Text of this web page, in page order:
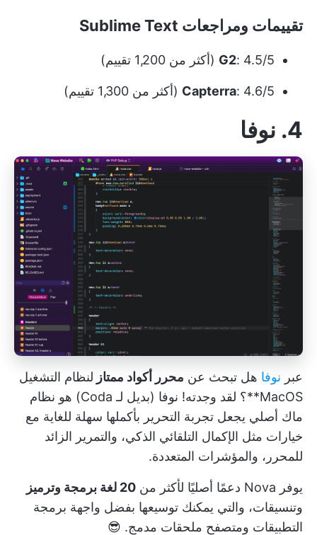
تقييمات ومراجعات Sublime Text
G2: 4.5/5 (أكثر من 1,200 تقييم)
Capterra: 4.6/5 (أكثر من 1,300 تقييم)
4. نوفا
عبر نوفا هل تبحث عن محرر أكواد ممتاز لنظام التشغيل
MacOS**؟ لقد وجدته! نوفا (بديل لـ Coda) هو نظام
ماك أصلي يجعل تجربة التحرير بأكملها سهلة للغاية مع
خيارات مثل الإكمال التلقائي الذكي، والتمرير الزائد
للمحرر، والمؤشرات المتعددة.
يوفر Nova دعمًا أصليًا لأكثر من
20 لغة برمجة وترميز
وتنسيقات، والتي يمكنك توسيعها بفضل واجهة برمجة
التطبيقات ومتصفح ملحقات مدمج. 😎